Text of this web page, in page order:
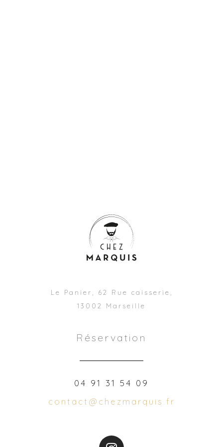
Le Panier, 62 Rue caisserie,
13002 Marseille
Réservation
04 91 31 54 09
contact@chezmarquis.fr